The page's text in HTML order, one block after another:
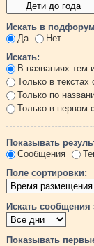
Искать в
Да
Нет
Искать:
В названиях тем
Только в
Только по
Только в первом
Показывать
Сообщения
Поле сортировки:
Искать сообщения
Показывать